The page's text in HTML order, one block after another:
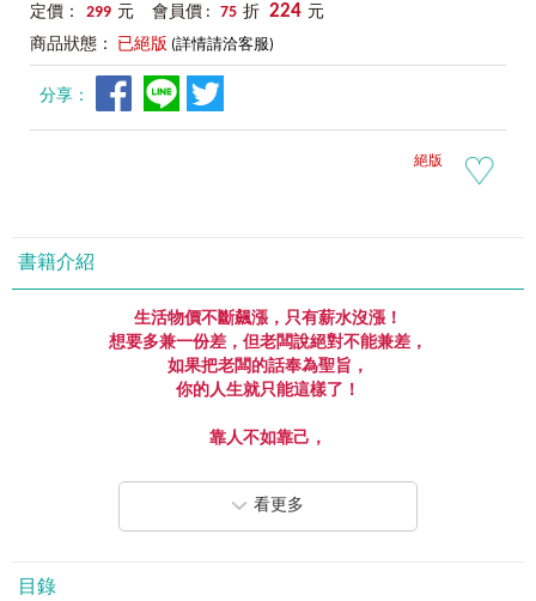
定價：
299 元 會員價 : 75 折 224 元
商品狀態： 已絕版 (詳情請洽客服)
分享：
絕版
書籍介紹
生活物價不斷飆漲，只有薪水沒漲！
想要多兼一份差，但老闆說絕對不能兼差，
如果把老闆的話奉為聖旨，
你的人生就只能這樣了！
靠人不如靠己，
自己幫自己加薪！
自己的財富，自己救！
看更多
目錄